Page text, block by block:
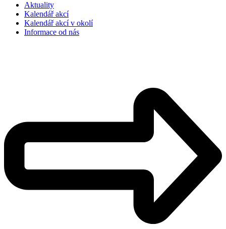
Aktuality
Kalendář akcí
Kalendář akcí v okolí
Informace od nás